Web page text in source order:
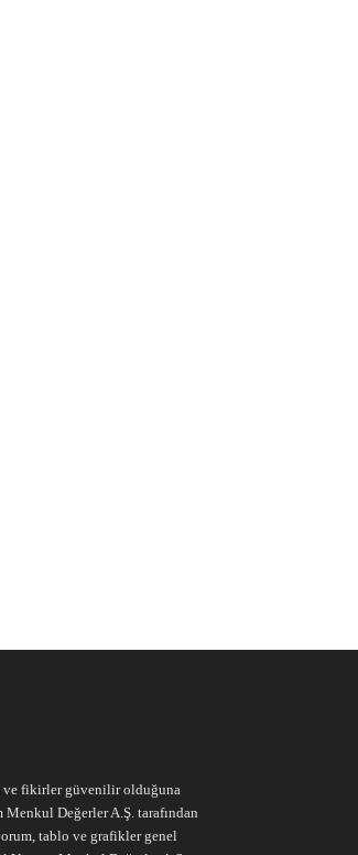
ve fikirler güvenilir olduğuna
Değerler A.Ş. tarafından
tablo ve grafikler genel